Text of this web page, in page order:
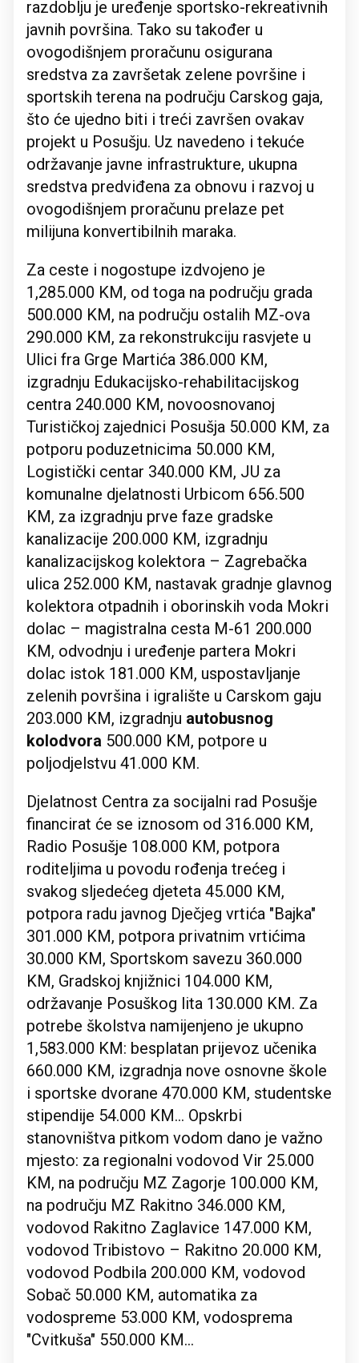
razdoblju je uređenje sportsko-rekreativnih
javnih površina. Tako su također u
ovogodišnjem proračunu osigurana
sredstva za završetak zelene površine i
sportskih terena na području Carskog gaja,
što će ujedno biti i treći završen ovakav
projekt u Posušju. Uz navedeno i tekuće
održavanje javne infrastrukture, ukupna
sredstva predviđena za obnovu i razvoj u
ovogodišnjem proračunu prelaze pet
milijuna konvertibilnih maraka.
Za ceste i nogostupe izdvojeno je
1,285.000 KM, od toga na području grada
500.000 KM, na području ostalih MZ-ova
290.000 KM, za rekonstrukciju rasvjete u
Ulici fra Grge Martića 386.000 KM,
izgradnju Edukacijsko-rehabilitacijskog
centra 240.000 KM, novoosnovanoj
Turističkoj zajednici Posušja 50.000 KM, za
potporu poduzetnicima 50.000 KM,
Logistički centar 340.000 KM, JU za
komunalne djelatnosti Urbicom 656.500
KM, za izgradnju prve faze gradske
kanalizacije 200.000 KM, izgradnju
kanalizacijskog kolektora – Zagrebačka
ulica 252.000 KM, nastavak gradnje glavnog
kolektora otpadnih i oborinskih voda Mokri
dolac – magistralna cesta M-61 200.000
KM, odvodnju i uređenje partera Mokri
dolac istok 181.000 KM, uspostavljanje
zelenih površina i igralište u Carskom gaju
203.000 KM, izgradnju autobusnog
kolodvora 500.000 KM, potpore u
poljodjelstvu 41.000 KM.
Djelatnost Centra za socijalni rad Posušje
financirat će se iznosom od 316.000 KM,
Radio Posušje 108.000 KM, potpora
roditeljima u povodu rođenja trećeg i
svakog sljedećeg djeteta 45.000 KM,
potpora radu javnog Dječjeg vrtića "Bajka"
301.000 KM, potpora privatnim vrtićima
30.000 KM, Sportskom savezu 360.000
KM, Gradskoj knjižnici 104.000 KM,
održavanje Posuškog lita 130.000 KM. Za
potrebe školstva namijenjeno je ukupno
1,583.000 KM: besplatan prijevoz učenika
660.000 KM, izgradnja nove osnovne škole
i sportske dvorane 470.000 KM, studentske
stipendije 54.000 KM... Opskrbi
stanovništva pitkom vodom dano je važno
mjesto: za regionalni vodovod Vir 25.000
KM, na području MZ Zagorje 100.000 KM,
na području MZ Rakitno 346.000 KM,
vodovod Rakitno Zaglavice 147.000 KM,
vodovod Tribistovo – Rakitno 20.000 KM,
vodovod Podbila 200.000 KM, vodovod
Sobač 50.000 KM, automatika za
vodospreme 53.000 KM, vodosprema
"Cvitkuša" 550.000 KM...